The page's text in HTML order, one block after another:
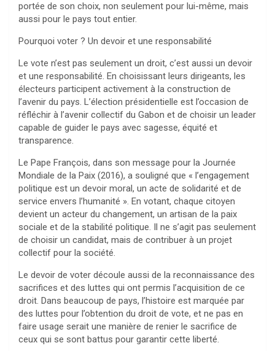
portée de son choix, non seulement pour lui-même, mais
aussi pour le pays tout entier.
Pourquoi voter ? Un devoir et une responsabilité
Le vote n’est pas seulement un droit, c’est aussi un devoir
et une responsabilité. En choisissant leurs dirigeants, les
électeurs participent activement à la construction de
l’avenir du pays. L’élection présidentielle est l’occasion de
réfléchir à l’avenir collectif du Gabon et de choisir un leader
capable de guider le pays avec sagesse, équité et
transparence.
Le Pape François, dans son message pour la Journée
Mondiale de la Paix (2016), a souligné que « l’engagement
politique est un devoir moral, un acte de solidarité et de
service envers l’humanité ». En votant, chaque citoyen
devient un acteur du changement, un artisan de la paix
sociale et de la stabilité politique. Il ne s’agit pas seulement
de choisir un candidat, mais de contribuer à un projet
collectif pour la société.
Le devoir de voter découle aussi de la reconnaissance des
sacrifices et des luttes qui ont permis l’acquisition de ce
droit. Dans beaucoup de pays, l’histoire est marquée par
des luttes pour l’obtention du droit de vote, et ne pas en
faire usage serait une manière de renier le sacrifice de
ceux qui se sont battus pour garantir cette liberté.